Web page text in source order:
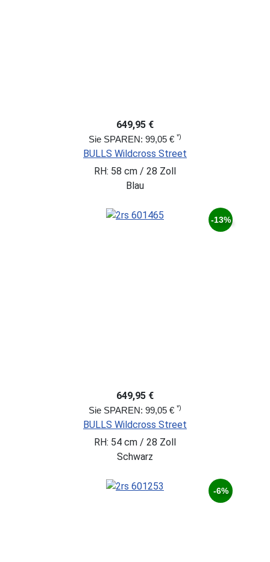
649,95 €
Sie SPAREN: 99,05 € *)
BULLS Wildcross Street
RH: 58 cm / 28 Zoll
Blau
-13%
649,95 €
Sie SPAREN: 99,05 € *)
BULLS Wildcross Street
RH: 54 cm / 28 Zoll
Schwarz
-6%